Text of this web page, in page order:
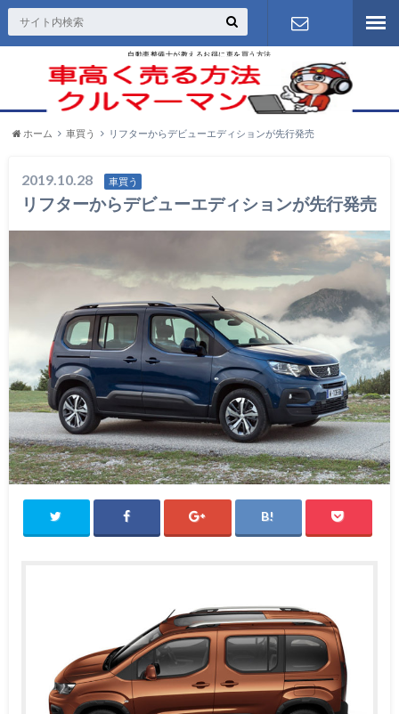
自動車整備士が教えるお得に車を買う方法
お問い合わ
せ
ホーム 車買う リフターからデビューエディションが先行発売
2019.10.28 車買う
リフターからデビューエディションが先行発売